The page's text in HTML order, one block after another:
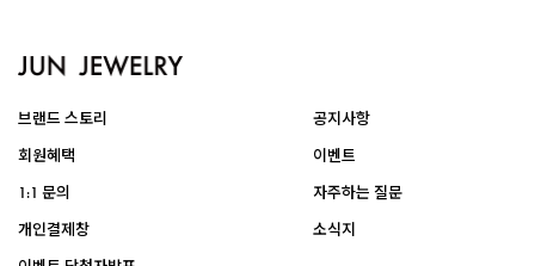
브랜드 스토리
공지사항
회원혜택
이벤트
1:1 문의
자주하는 질문
개인결제창
소식지